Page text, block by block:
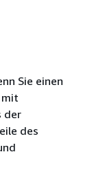
Sie einen
mit
der
des